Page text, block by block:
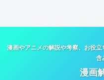
漫画やアニメの解説や考察、お役
含
漫画